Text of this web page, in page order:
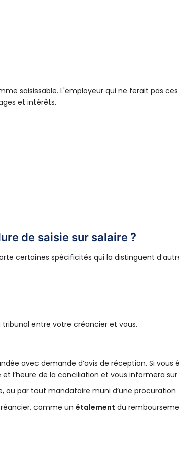
saisissable. L'employeur qui ne ferait pas
et intérêts.
de saisie sur salaire ?
certaines spécificités qui la distinguent
tribunal entre votre créancier et vous.
avec demande d’avis de réception. Si vous
l’heure de la conciliation et vous informera sur
ou par tout mandataire muni d’une procuration
comme un étalement du